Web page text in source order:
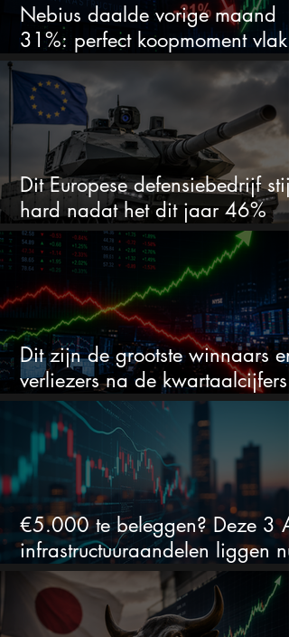
Nebius daalde vorige maand
31%: perfect koopmoment vlak
voor kwartaalcijfers?
Dit Europese defensiebedrijf
hard nadat het dit jaar 46%
daalde: mooie koopkans?
Dit zijn de grootste winnaars en
verliezers na de kwartaalcijfers
(2 springen eruit)
€5.000 te beleggen? Deze 3
infrastructuuraandelen liggen nu
in de uitverkoop